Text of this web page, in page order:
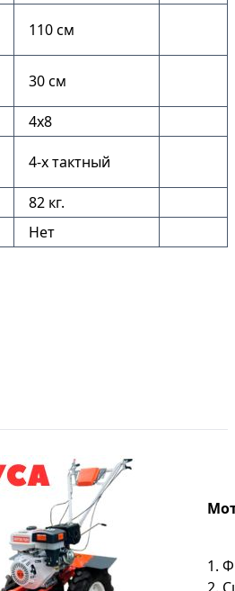
110 см
30 см
4х8
4-х тактный
82 кг.
Нет
1.